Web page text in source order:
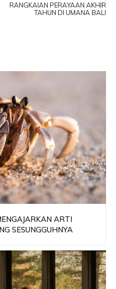
RANGKAIAN PERAYAAN AKHIR
TAHUN DI UMANA BALI
ARTI
SESUNGGUHNYA